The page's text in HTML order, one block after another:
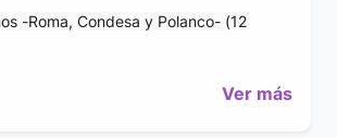
-Roma, Condesa y Polanco- (12
Ver más